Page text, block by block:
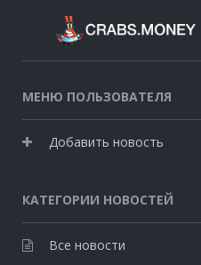
МЕНЮ ПОЛЬЗОВАТЕЛЯ
Добавить новость
КАТЕГОРИИ НОВОСТЕЙ
Все новости